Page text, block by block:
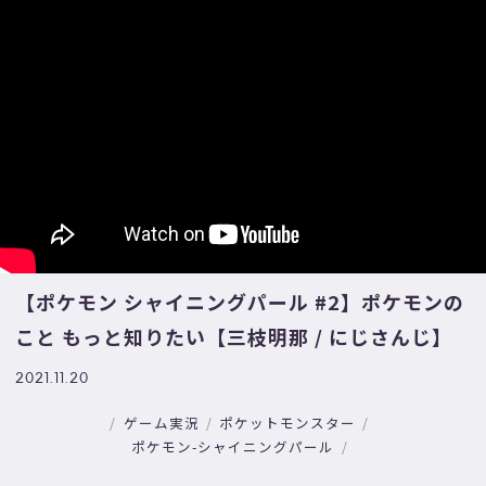
【ポケモン シャイニングパール #2】ポケモンの
こと もっと知りたい【三枝明那 / にじさんじ】
2021.11.20
ゲーム実況
ポケットモンスター
ポケモン-シャイニングパール